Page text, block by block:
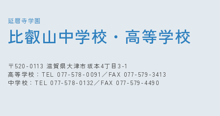
延暦寺学園
比叡山中学校・高等学校
〒520-0113 滋賀県大津市坂本4丁目3-1
高等学校：TEL 077-578-0091 ／FAX 077-579-3413
中学校：TEL 077-578-0132 ／FAX 077-579-4490